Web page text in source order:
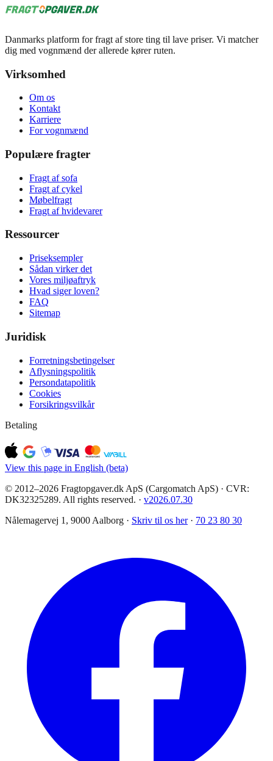
Danmarks platform for fragt af store ting til lave priser. Vi matcher
dig med vognmænd der allerede kører ruten.
Virksomhed
Om os
Kontakt
Karriere
For vognmænd
Populære fragter
Fragt af sofa
Fragt af cykel
Møbelfragt
Fragt af hvidevarer
Ressourcer
Priseksempler
Sådan virker det
Vores miljøaftryk
Hvad siger loven?
FAQ
Sitemap
Juridisk
Forretningsbetingelser
Aflysningspolitik
Persondatapolitik
Cookies
Forsikringsvilkår
Betaling
View this page in English (beta)
© 2012–2026 Fragtopgaver.dk ApS (Cargomatch ApS) · CVR:
DK32325289. All rights reserved. · v2026.07.30
Nålemagervej 1, 9000 Aalborg · Skriv til os her · 70 23 80 30